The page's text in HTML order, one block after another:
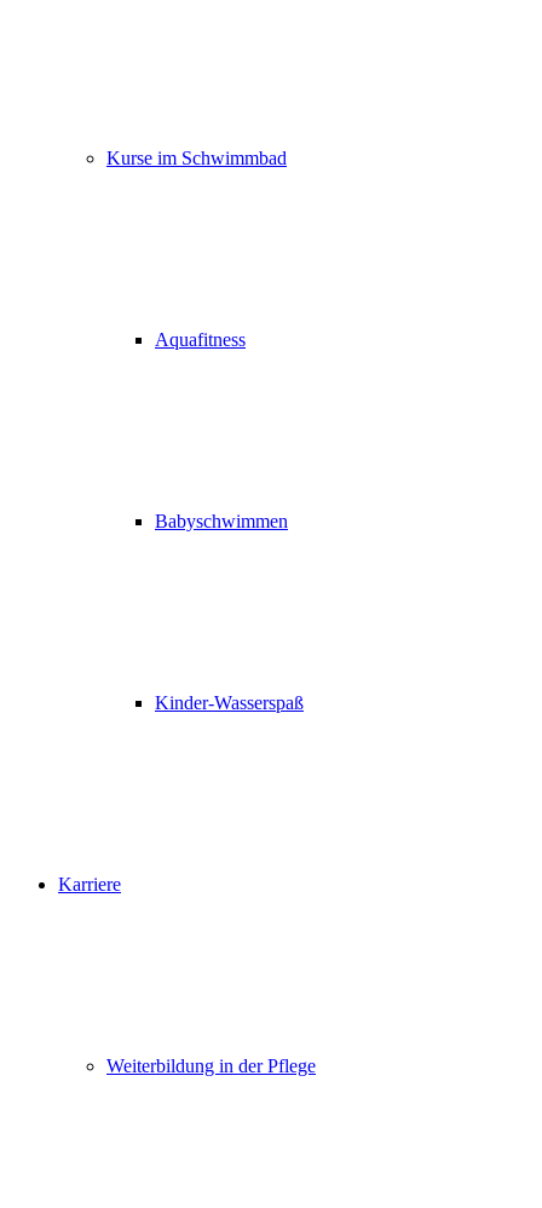
Kurse im Schwimmbad
Aquafitness
Babyschwimmen
Kinder-Wasserspaß
Karriere
Weiterbildung in der Pflege